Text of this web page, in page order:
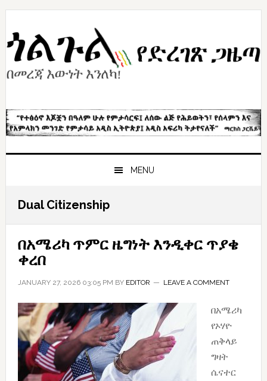
Skip
primary
navigation
Skip
content
Skip
primary
sidebar
MENU
Dual Citizenship
በአሜሪካ ጥምር ዜግነት እንዲቀር ጥያቄ
ቀረበ
JANUARY 27, 2026 03:05 PM BY EDITOR LEAVE A COMMENT
በአሜሪካ
የኦሃዮ
ጠቅላይ
ግዛት
ሴናተር